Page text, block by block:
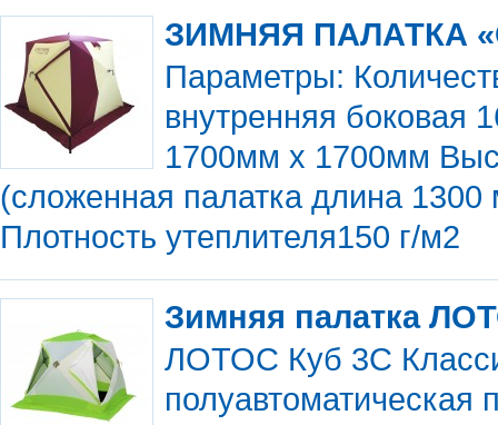
ЗИМНЯЯ ПАЛАТКА
Параметры:
внутренняя боковая
1700мм х 1700мм
(сложенная палатка длина
Плотность утеплителя150 г/м2
Зимняя палатка
ЛОТОС Куб 3С
полуавтоматическая